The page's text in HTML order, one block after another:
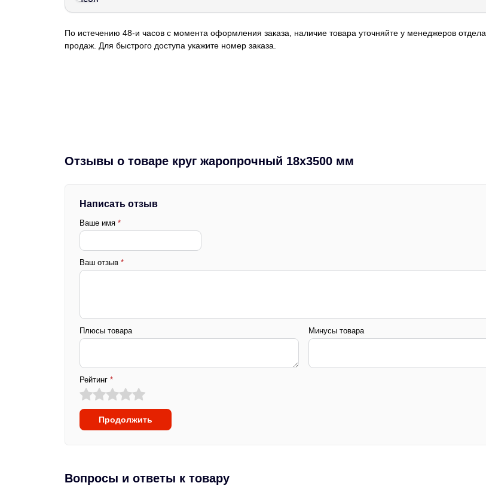
По истечению 48-и часов с момента оформления заказа, наличие товара уточняйте у менеджеров отдела
продаж. Для быстрого доступа укажите номер заказа.
Отзывы о товаре круг жаропрочный 18х3500 мм
Написать отзыв
Ваше имя *
Ваш отзыв *
Плюсы товара Минусы товара
Рейтинг *
Продолжить
Вопросы и ответы к товару